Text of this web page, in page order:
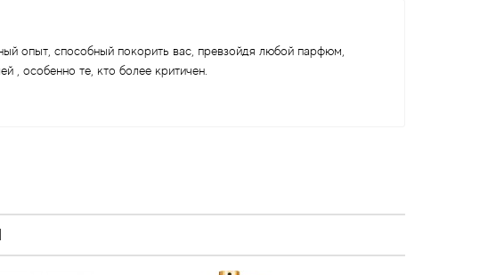
опыт, способный покорить вас, превзойдя любой парфюм,
, особенно те, кто более критичен.